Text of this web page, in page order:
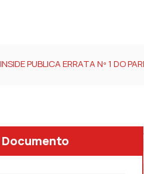
INSIDE PUBLICA ERRATA Nº 1 DO